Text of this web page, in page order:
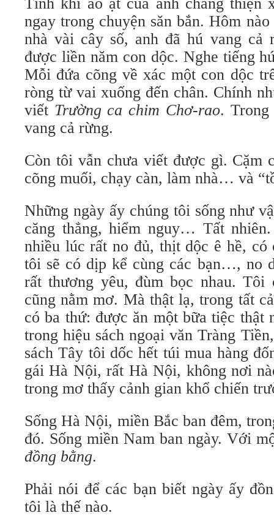
ngay trong chuyện săn bắn. Hôm
nhà vài cây số, anh đã hú vang cả
được liền năm con dộc. Nghe tiếng
Mỗi đứa cõng về xác một con dộc
ròng từ vai xuống đến chân. Chính
viết Trường ca chim Chơ-rao. Trong
vang cả rừng.
Còn tôi vẫn chưa viết được gì. Cặm
cõng muối, chạy càn, làm nhà… và
Những ngày ấy chúng tôi sống như
căng thẳng, hiểm nguy… Tất
nhiều lúc rất no đủ, thịt dộc ê hề,
tôi sẽ có dịp kể cùng các bạn…, no
rất thương yêu, đùm bọc nhau. Tôi
cũng nằm mơ. Mà thật lạ, trong tất
có ba thứ: được ăn một bữa tiệc thật
trong hiệu sách ngoại văn Tràng
sách Tây tôi dốc hết túi mua hàng
gái Hà Nội, rất Hà Nội, không nơi
trong mơ thấy cảnh gian khổ chiến
Sống Hà Nội, miền Bắc ban đêm,
đó. Sống miền Nam ban ngày. Với
đồng bằng.
Phải nói để các bạn biết ngày ấy
tôi là thế nào.